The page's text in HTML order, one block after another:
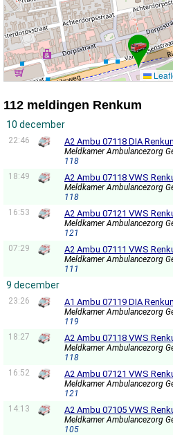
112 meldingen Renkum
10 december
22:46 A2 Ambu 07118 DIA
Meldkamer Ambulancezorg
118
18:49
A2 Ambu 07118 VWS
Meldkamer Ambulancezorg
118
16:53
A2 Ambu 07121 VWS
Meldkamer Ambulancezorg
121
07:29
A2 Ambu 07111 VWS
Meldkamer Ambulancezorg
111
9 december
23:26 A1 Ambu 07119 DIA
Meldkamer Ambulancezorg
119
18:27
A2 Ambu 07118 VWS
Meldkamer Ambulancezorg
118
16:52
A2 Ambu 07121 VWS
Meldkamer Ambulancezorg
121
14:13
A2 Ambu 07105 VWS
Meldkamer Ambulancezorg
105